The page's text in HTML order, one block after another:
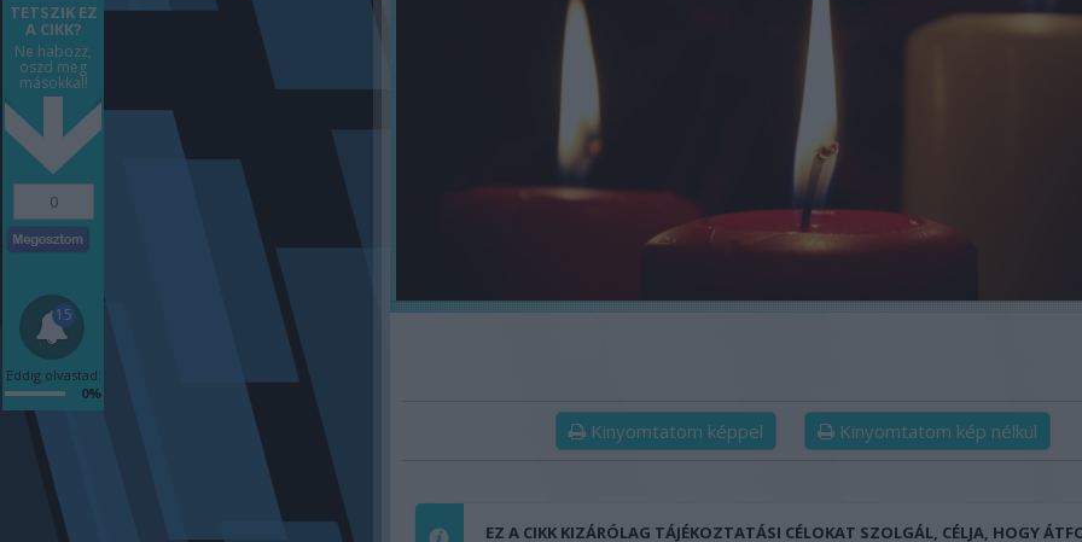
TETSZIK EZ
A CIKK?
Ne habozz,
oszd meg
másokkal!
0
15
Eddig olvastad:
0%
Kinyomtatom képpel Kinyomtatom kép nélkül
EZ A CIKK KIZÁRÓLAG TÁJÉKOZTATÁSI CÉLOKAT SZOLGÁL, CÉLJA, HOGY